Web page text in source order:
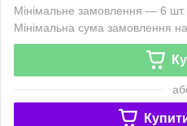
Мінімальне замовлення — 6 шт.
Мінімальна сума замовлення